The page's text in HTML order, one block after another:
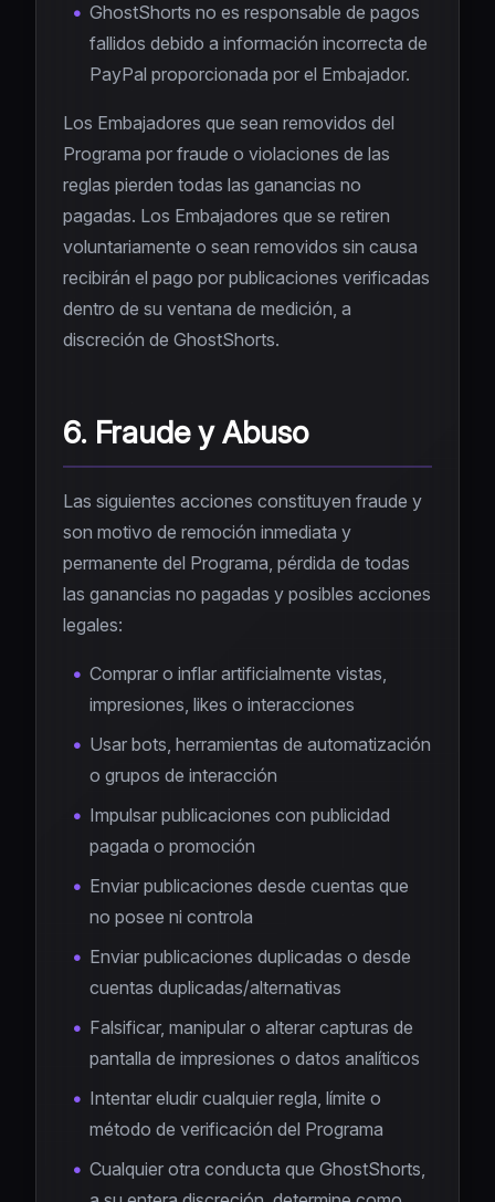
GhostShorts no es responsable de pagos
fallidos debido a información incorrecta de
PayPal proporcionada por el Embajador.
Los Embajadores que sean removidos del
Programa por fraude o violaciones de las
reglas pierden todas las ganancias no
pagadas. Los Embajadores que se retiren
voluntariamente o sean removidos sin causa
recibirán el pago por publicaciones verificadas
dentro de su ventana de medición, a
discreción de GhostShorts.
6. Fraude y Abuso
Las siguientes acciones constituyen fraude y
son motivo de remoción inmediata y
permanente del Programa, pérdida de todas
las ganancias no pagadas y posibles acciones
legales:
Comprar o inflar artificialmente vistas,
impresiones, likes o interacciones
Usar bots, herramientas de automatización
o grupos de interacción
Impulsar publicaciones con publicidad
pagada o promoción
Enviar publicaciones desde cuentas que
no posee ni controla
Enviar publicaciones duplicadas o desde
cuentas duplicadas/alternativas
Falsificar, manipular o alterar capturas de
pantalla de impresiones o datos analíticos
Intentar eludir cualquier regla, límite o
método de verificación del Programa
Cualquier otra conducta que GhostShorts,